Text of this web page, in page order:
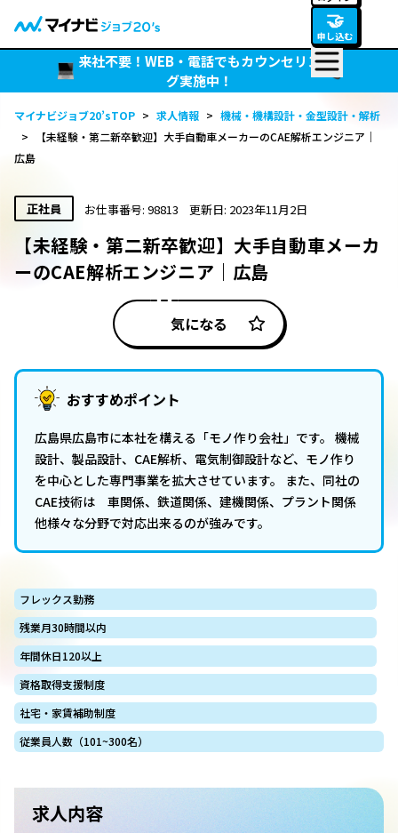
🤝
申し込む
来社不要！WEB・電話でもカウンセリン
グ実施中！
マイナビジョブ20’sTOP > 求人情報 > 機械・機構設計・金型設計・解析
>
【未経験・第二新卒歓迎】大手自動車メーカーのCAE解析エンジニア｜
広島
正社員 お仕事番号: 98813 更新日: 2023年11月2日
【未経験・第二新卒歓迎】大手自動車メーカ
ーのCAE解析エンジニア｜広島
気になる
おすすめポイント
広島県広島市に本社を構える「モノ作り会社」です。 機械
設計、製品設計、CAE解析、電気制御設計など、モノ作り
を中心とした専門事業を拡大させています。 また、同社の
CAE技術は 車関係、鉄道関係、建機関係、プラント関係
他様々な分野で対応出来るのが強みです。
フレックス勤務
残業月30時間以内
年間休日120以上
資格取得支援制度
社宅・家賃補助制度
従業員人数（101~300名）
求人内容